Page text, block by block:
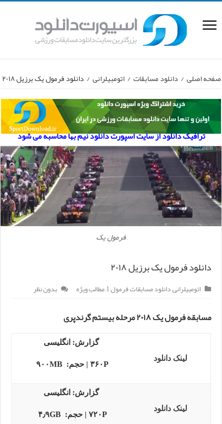
صفحه اصلی / دانلود مسابقات / اتومبیلرانی / دانلود فرمول یک برزیل ۲۰۱۸
ترافیک دانلود از سایت اسپورت دانلود نیم بها محاسبه می شود
فرمول یک
دانلود فرمول یک برزیل ۲۰۱۸
اتومبیلرانی,دانلود مسابقات,فرمول 1 ,مطالب ویژه بدون نظر
مسابقه فرمول یک ۲۰۱۸ مرحله بیستم گرندپری
لینک دانلود
گزارش: انگلیسی
۳۶۰P | حجم: ۹۰۰MB
لینک دانلود
گزارش: انگلیسی
۷۲۰P | حجم: ۴٫۹GB